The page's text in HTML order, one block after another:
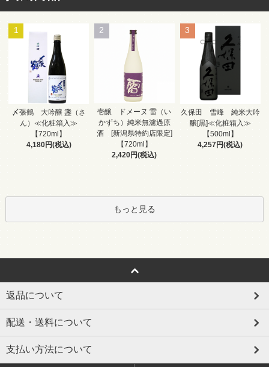
1
〆張鶴 大吟醸 盞（さ
ん）≪化粧箱入≫
【720ml】
4,180円(税込)
2
壱醸 ドメーヌ 雷（い
かずち）純米無濾過原
酒 [新潟県特約店限定]
【720ml】
2,420円(税込)
3
久保田 雪峰 純米大吟
醸[黒]≪化粧箱入≫
【500ml】
4,257円(税込)
もっと見る
返品について
配送・送料について
支払い方法について